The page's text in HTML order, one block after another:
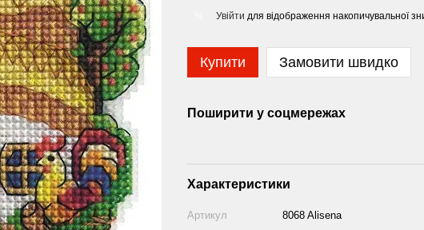
Увійти для відображення накопичувальної
Купити Замовити швидко
Поширити у соцмережах
Характеристики
Артикул
8068 Alisena